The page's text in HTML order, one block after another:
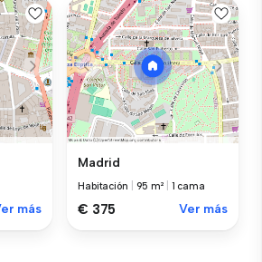
más
Madrid
Habitación 95 m² 1 cama
€ 375 Ver más